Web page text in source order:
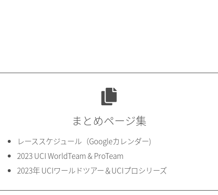
まとめページ集
レーススケジュール（Googleカレンダー)
2023 UCI WorldTeam & ProTeam
2023年 UCIワールドツアー＆UCIプロシリーズ